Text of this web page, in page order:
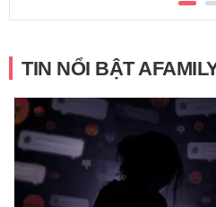
TIN NỔI BẬT